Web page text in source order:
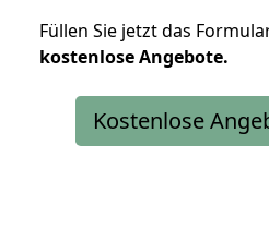
Füllen Sie jetzt das
kostenloseAngebote.
Kostenlose